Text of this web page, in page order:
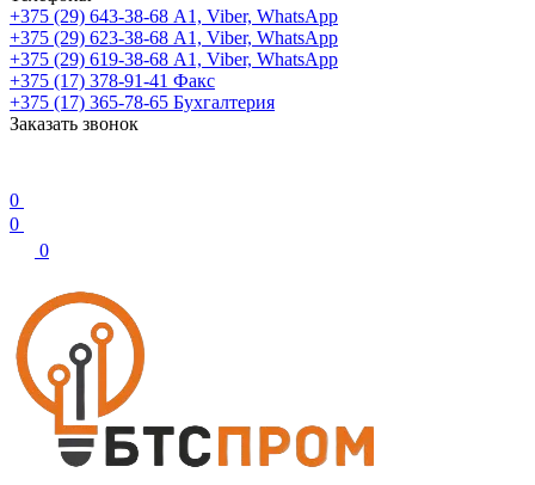
+375 (29) 643-38-68 А1, Viber, WhatsApp
+375 (29) 623-38-68 А1, Viber, WhatsApp
+375 (29) 619-38-68 А1, Viber, WhatsApp
+375 (17) 378-91-41 Факс
+375 (17) 365-78-65 Бухгалтерия
Заказать звонок
0
0
0